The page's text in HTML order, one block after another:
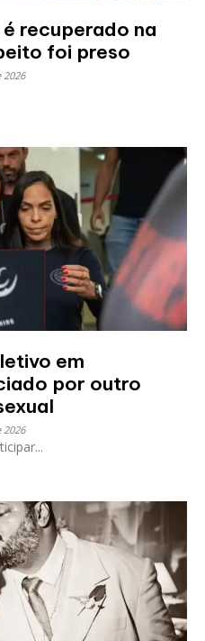
recuperado na
foi preso
2026
em
por outro
2026